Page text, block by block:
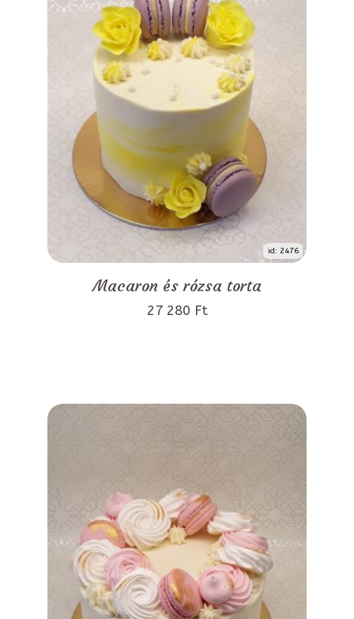
id: 2476
Macaron és rózsa torta
27 280 Ft